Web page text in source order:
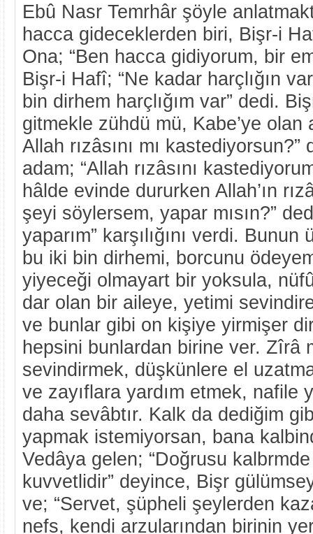
Ebû Nasr Temrhâr şöyle
hacca gideceklerden biri, Bişr-i
Ona; “Ben hacca gidiyorum, bir
Bişr-i Hafî; “Ne kadar harçlığın
bin dirhem harçlığım var” dedi.
gitmekle zühdü mü, Kabe’ye olan
Allah rızâsını mı
adam; “Allah rızâsını
hâlde evinde dururken Allah’ın
şeyi söylersem, yapar mısın?”
yaparım” karşılığını verdi.
bu iki bin dirhemi, borcunu
yiyeceği olmayart bir yoksula,
dar olan bir aileye, yetimi
ve bunlar gibi on kişiye yirmişer
hepsini bunlardan birine ver. Zîrâ
sevindirmek, düşkünlere el
ve zayıflara yardım etmek, nafile
daha sevâbtır. Kalk da dediğim
yapmak istemiyorsan, bana
Vedâya gelen; “Doğrusu
kuvvetlidir” deyince, Bişr
ve; “Servet, şüpheli şeylerden
nefs, kendi arzularından birinin